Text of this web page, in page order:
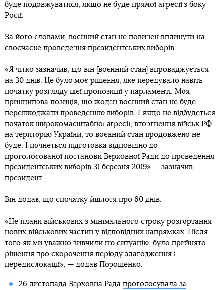
буде подовжуватися, якщо не буде прямої агресії з боку
Росії.
За його словами, воєнний стан не повинен вплинути на
своєчасне проведення президентських виборів.
«Я чітко зазначив, що він [воєнний стан] впроваджується
на 30 днів. Це було моє рішення, яке передувало навіть
початку розгляду цієї пропозиції у парламенті. Моя
принципова позиція, що жоден воєнний стан не буде
перешкоджати проведенню виборів. І якщо не відбудеться
початок широкомасштабної агресії, вторгнення військ РФ
на територію України, то воєнний стан продовжено не
буде. І почнеться підготовка відповідно до
проголосованої постанови Верховної Ради до проведення
президентських виборів 31 березня 2019» — зазначив
президент.
Він додав, що спочатку йшлося про 60 днів.
«Це плани військових з мінімального строку розгортання
нових військових частин у відповідних напрямках. Після
того як ми уважно вивчили цю ситуацію, було прийнято
рішення про скорочення періоду злагодження і
передислокації», — додав Порошенко.
26 листопада Верховна Рада проголосувала за